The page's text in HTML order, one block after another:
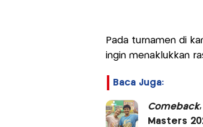
Pada turnamen di
ingin menaklukkan
Baca Juga:
Comeback
Masters